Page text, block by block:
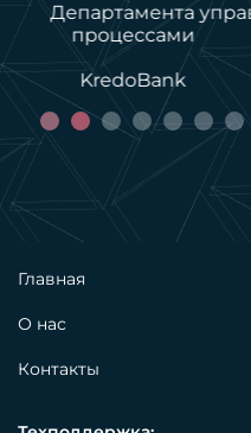
ИТ-
Главная
О нас
Контакты